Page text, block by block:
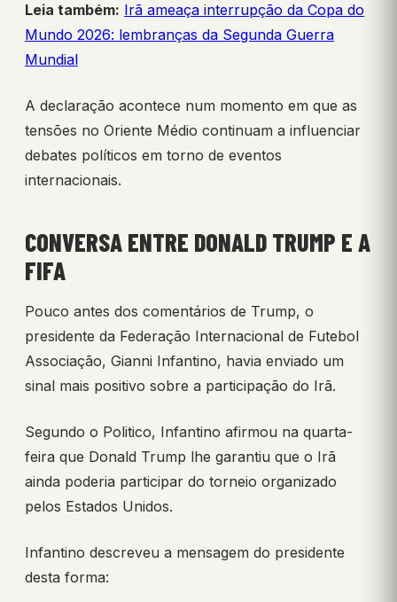
Leia também: Irã ameaça interrupção da Copa do
Mundo 2026: lembranças da Segunda Guerra
Mundial
A declaração acontece num momento em que as
tensões no Oriente Médio continuam a influenciar
debates políticos em torno de eventos
internacionais.
CONVERSA ENTRE DONALD TRUMP E A
FIFA
Pouco antes dos comentários de Trump, o
presidente da Federação Internacional de Futebol
Associação, Gianni Infantino, havia enviado um
sinal mais positivo sobre a participação do Irã.
Segundo o Politico, Infantino afirmou na quarta-
feira que Donald Trump lhe garantiu que o Irã
ainda poderia participar do torneio organizado
pelos Estados Unidos.
Infantino descreveu a mensagem do presidente
desta forma: